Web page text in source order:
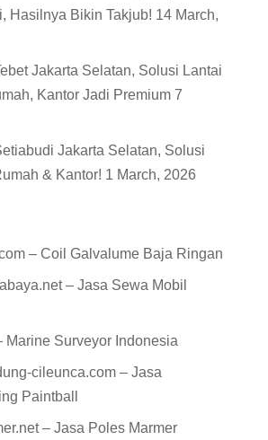
Hasilnya Bikin Takjub! 14 March,
Jakarta Selatan, Solusi Lantai
Kantor Jadi Premium 7
Jakarta Selatan, Solusi
& Kantor! 1 March, 2026
– Coil Galvalume Baja Ringan
– Jasa Sewa Mobil
Marine Surveyor Indonesia
cileunca.com – Jasa
Paintball
– Jasa Poles Marmer